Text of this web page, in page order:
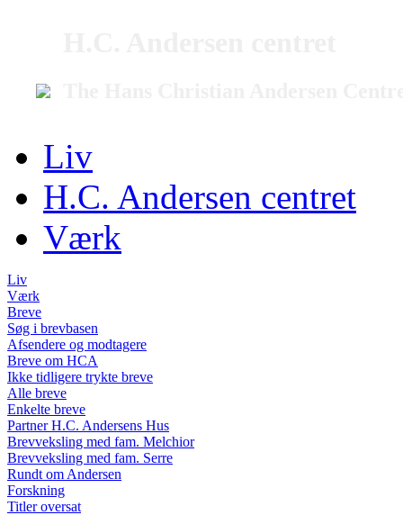
Liv
H.C. Andersen centret
Værk
Liv
Værk
Breve
Søg i brevbasen
Afsendere og modtagere
Breve om HCA
Ikke tidligere trykte breve
Alle breve
Enkelte breve
Partner H.C. Andersens Hus
Brevveksling med fam. Melchior
Brevveksling med fam. Serre
Rundt om Andersen
Forskning
Titler oversat